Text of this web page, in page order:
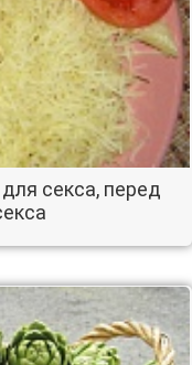
секса, перед